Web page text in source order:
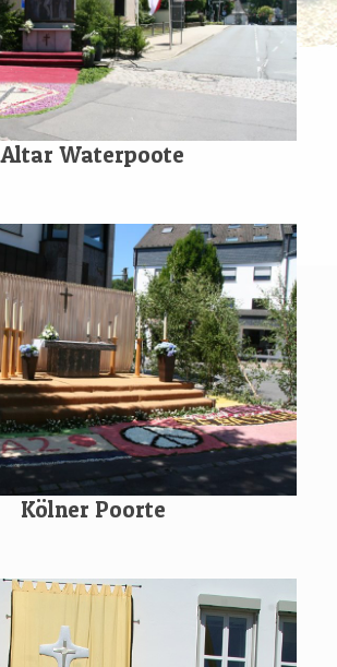
Altar Waterpoote
Kölner Poorte